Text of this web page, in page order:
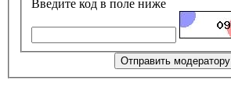
Введите код в поле ниже
Отправить модератору